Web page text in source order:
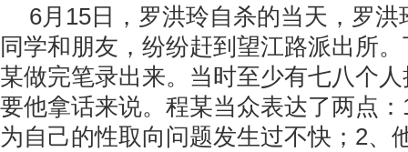
6月15日，罗洪玲自杀的当天，罗
同学和朋友，纷纷赶到望江路派出所
某做完笔录出来。当时至少有七八个
要他拿话来说。程某当众表达了两点
为自己的性取向问题发生过不快；2、